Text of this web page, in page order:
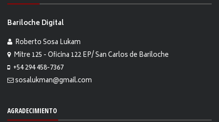
Bariloche Digital
Roberto Sosa Lukam
Mitre 125 - Oficina 122 EP/ San Carlos de Bariloche
+54 294 458-7367
sosalukman@gmail.com
AGRADECIMIENTO